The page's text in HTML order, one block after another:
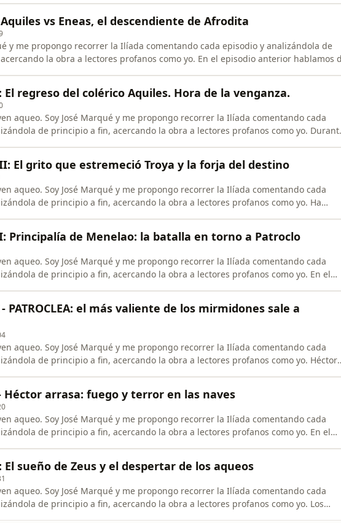
tusAquiles vs Eneas, el descendiente de Afrodita
y me propongo recorrer la Ilíada comentando cada episodio y analizándola de
la obra a lectores profanos como yo. En el episodio anterior hablamos de
El regreso del colérico Aquiles. Hora de la venganza.
recorrer la Ilíada comentando cada
de principio a fin, acercando la obra a lectores profanos como yo. Durante
El grito que estremeció Troya y la forja del destino
recorrer la Ilíada comentando cada
de principio a fin, acercando la obra a lectores profanos como yo. Ha
la tienda
Principalía de Menelao: la batalla en torno a Patroclo
recorrer la Ilíada comentando cada
de principio a fin, acercando la obra a lectores profanos como yo. En el
- PATROCLEA: el más valiente de los mirmidones sale a
recorrer la Ilíada comentando cada
de principio a fin, acercando la obra a lectores profanos como yo. Héctor
pondré tu a
- Héctor arrasa: fuego y terror en las naves
recorrer la Ilíada comentando cada
de principio a fin, acercando la obra a lectores profanos como yo. En el
El sueño de Zeus y el despertar de los aqueos
recorrer la Ilíada comentando cada
de principio a fin, acercando la obra a lectores profanos como yo. Los